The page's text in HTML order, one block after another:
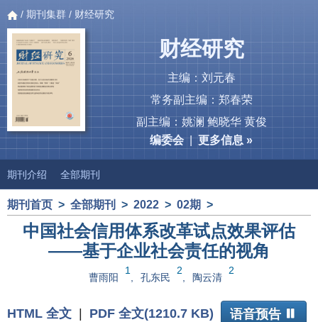
/ 期刊集群 / 财经研究
财经研究
主编：刘元春
常务副主编：郑春荣
副主编：姚澜 鲍晓华 黄俊
编委会|更多信息 »
期刊介绍 全部期刊
期刊首页 > 全部期刊 > 2022 > 02期 >
中国社会信用体系改革试点效果评估
——基于企业社会责任的视角
曹雨阳
1
, 孔东民
2
陶云清
2
HTML 全文 PDF 全文(1210.7 KB) 语音预告